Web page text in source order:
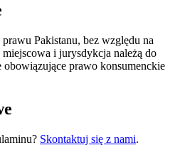
Pakistanu, bez względu na
i jurysdykcja należą do
obowiązujące prawo konsumenckie
Skontaktuj się z nami.